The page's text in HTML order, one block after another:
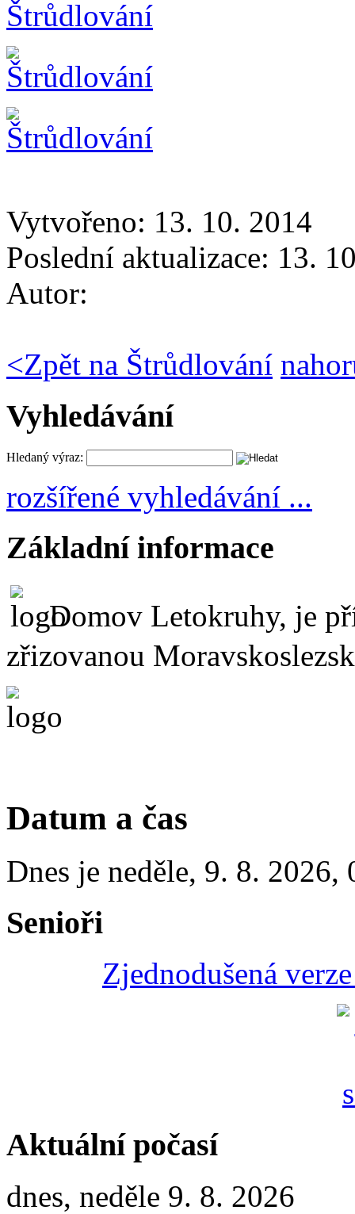
Vytvořeno: 13. 10. 2014
Poslední aktualizace: 13.
Autor:
<Zpět na Štrůdlování
Vyhledávání
Hledaný výraz:
rozšířené vyhledávání ...
Základní informace
Domov Letokruhy, je
zřizovanou
Datum a čas
Dnes je neděle, 9. 8. 2026,
Senioři
Zjednodušená
Aktuální počasí
dnes, neděle 9. 8. 2026